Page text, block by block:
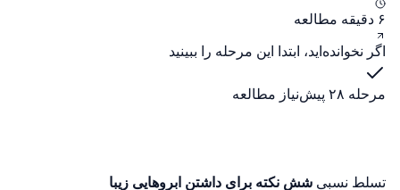
۶ دقیقه مطالعه
اگر نخوانده‌اید، ابتدا این مرحله را ببینید
مرحله ۲۸ پیش‌نیاز مطالعه
تسلط نسبی شش نکته برای داشتن ابروهایی زیبا